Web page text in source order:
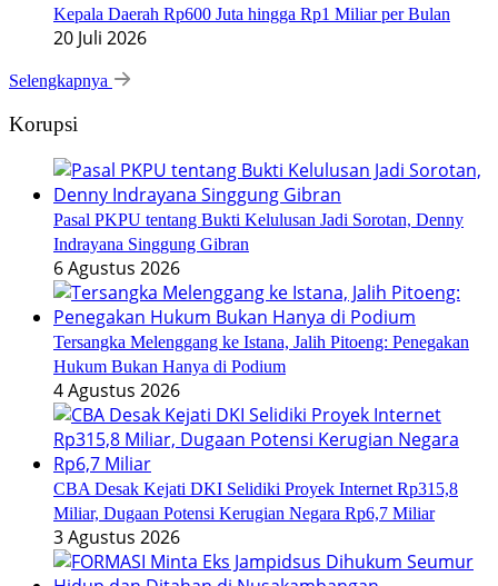
Kepala Daerah Rp600 Juta hingga Rp1 Miliar per Bulan
20 Juli 2026
Selengkapnya
Korupsi
Pasal PKPU tentang Bukti Kelulusan Jadi Sorotan, Denny
Indrayana Singgung Gibran
6 Agustus 2026
Tersangka Melenggang ke Istana, Jalih Pitoeng: Penegakan
Hukum Bukan Hanya di Podium
4 Agustus 2026
CBA Desak Kejati DKI Selidiki Proyek Internet Rp315,8
Miliar, Dugaan Potensi Kerugian Negara Rp6,7 Miliar
3 Agustus 2026